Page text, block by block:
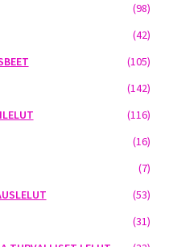
(98)
(42)
(105)
(142)
(116)
(16)
(7)
(53)
(31)